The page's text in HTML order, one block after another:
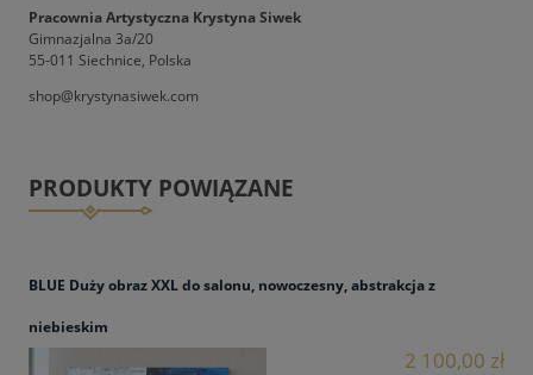
Pracownia Artystyczna Krystyna Siwek
Gimnazjalna 3a/20
55-011 Siechnice, Polska
shop@krystynasiwek.com
PRODUKTY POWIĄZANE
BLUE Duży obraz XXL do salonu, nowoczesny, abstrakcja z
niebieskim
2 100,00 zł